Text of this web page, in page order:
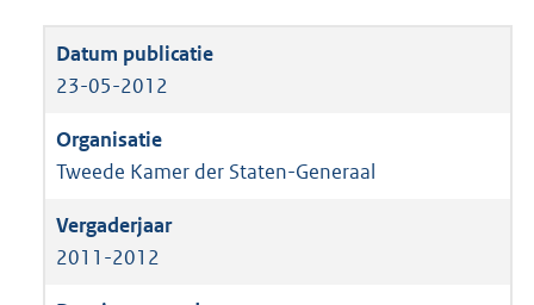
23-05-2012
Tweede Kamer der Staten-Generaal
2011-2012